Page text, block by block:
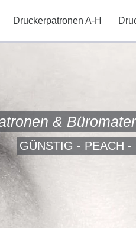
Druckerpatronen A-H
&
GÜNSTIG - PEACH -